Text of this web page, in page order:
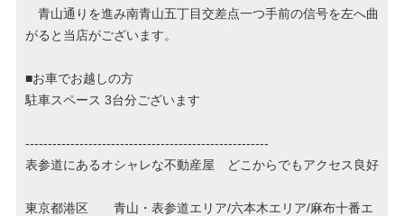
青山通りを進み南青山五丁目交差点一つ手前の信号を左へ曲
がると当店がございます。
■お車でお越しの方
駐車スペース 3台分ございます
------------------------------------------------------
表参道にあるオシャレな不動産屋 どこからでもアクセス良好
東京都港区 青山・表参道エリア/六本木エリア/麻布十番エ